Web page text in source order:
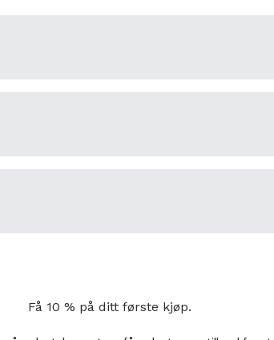
Få 10 % på ditt første kjøp.